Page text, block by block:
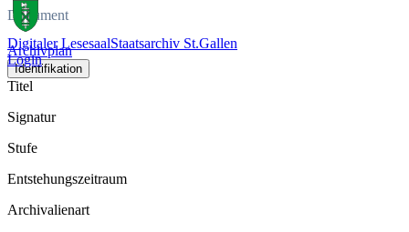
Digitaler LesesaalStaatsarchiv St.Gallen
Login
Dokument
Archivplan
Identifikation
Titel
Signatur
Stufe
Entstehungszeitraum
Archivalienart